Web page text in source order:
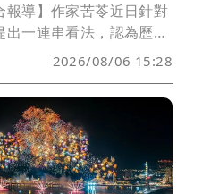
報導】作家苦苓近日針對
出一連串看法，認為歷史
成章傳承」的朝代，直言
立」、「漢唐文明、唐
造」，甚至批評以「X
黨國教育的一部分，引發
，歷史網紅Cheap發文反
法「根本是瞎編歷史」，
氏史觀」。
2026/08/06 15:28